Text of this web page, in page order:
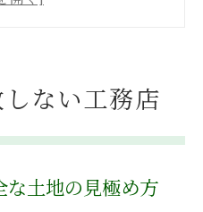
ーム土地選びの落とし
ードマップ活用法
ドマップの見方入門
ない工務店
な土地の見極め方